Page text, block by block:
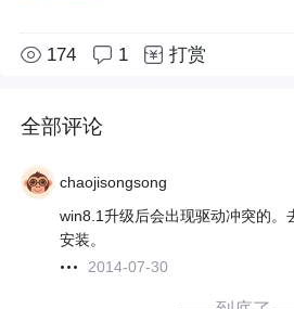
174 1 打赏
全部评论
chaojisongsong
win8.1升级后会出现驱动冲突的。
安装。
2014-07-30